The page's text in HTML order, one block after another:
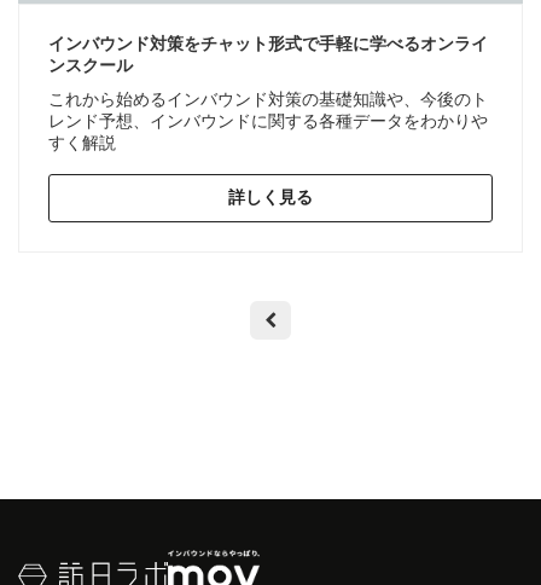
インバウンド対策をチャット形式で手軽に学べるオンライ
ンスクール
これから始めるインバウンド対策の基礎知識や、今後のト
レンド予想、インバウンドに関する各種データをわかりや
すく解説
詳しく見る